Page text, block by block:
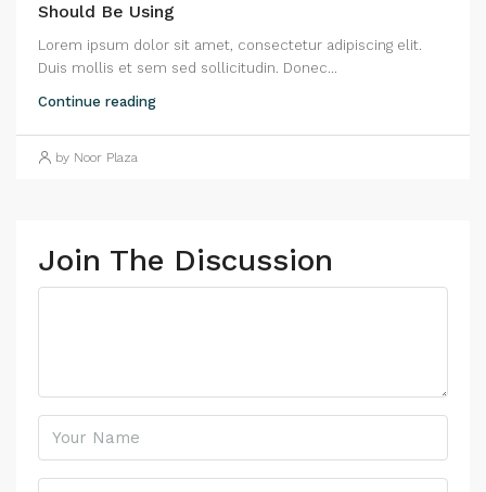
Should Be Using
Lorem ipsum dolor sit amet, consectetur adipiscing elit.
Duis mollis et sem sed sollicitudin. Donec...
Continue reading
by Noor Plaza
Join The Discussion